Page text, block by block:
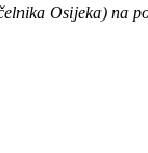
Osijeka) na